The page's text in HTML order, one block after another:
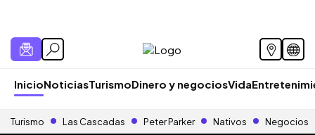
InicioNoticiasTurismoDinero y negociosVida
Turismo Las Cascadas Peter Parker Nativos Negocios